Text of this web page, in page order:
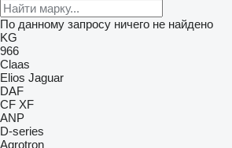
По данному запросу ничего не найдено
KG
966
Claas
Elios Jaguar
DAF
CF XF
ANP
D-series
Agrotron